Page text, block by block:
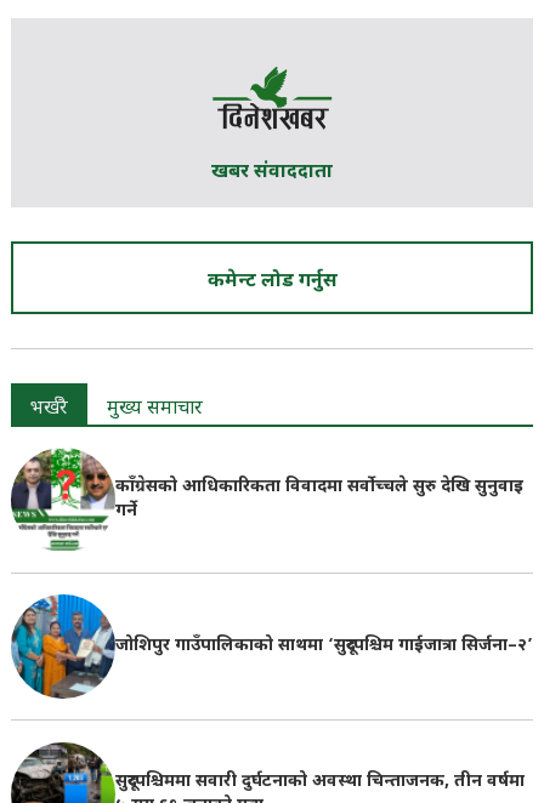
खबर संवाददाता
कमेन्ट लोड गर्नुस
भर्खरै मुख्य समाचार
काँग्रेसको आधिकारिकता विवादमा सर्वोच्चले सुरु देखि सुनुवाइ
गर्ने
जोशिपुर गाउँपालिकाको साथमा ‘सुदूरपश्चिम गाईजात्रा सिर्जना–२’
सुदूरपश्चिममा सवारी दुर्घटनाको अवस्था चिन्ताजनक, तीन वर्षमा